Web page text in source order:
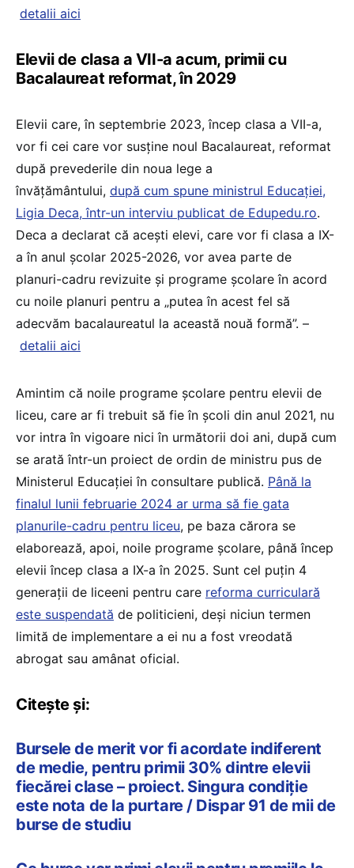
detalii aici
Elevii de clasa a VII-a acum, primii cu
Bacalaureat reformat, în 2029
Elevii care, în septembrie 2023, încep clasa a VII-a,
vor fi cei care vor susține noul Bacalaureat, reformat
după prevederile din noua lege a
învățământului, după cum spune ministrul Educației,
Ligia Deca, într-un interviu publicat de Edupedu.ro.
Deca a declarat că acești elevi, care vor fi clasa a IX-
a în anul școlar 2025-2026, vor avea parte de
planuri-cadru revizuite și programe școlare în acord
cu noile planuri pentru a „putea în acest fel să
adecvăm bacalaureatul la această nouă formă”. –
detalii aici
Amintim că noile programe școlare pentru elevii de
liceu, care ar fi trebuit să fie în școli din anul 2021, nu
vor intra în vigoare nici în următorii doi ani, după cum
se arată într-un proiect de ordin de ministru pus de
Ministerul Educației în consultare publică. Până la
finalul lunii februarie 2024 ar urma să fie gata
planurile-cadru pentru liceu, pe baza cărora se
elaborează, apoi, noile programe școlare, până încep
elevii încep clasa a IX-a în 2025. Sunt cel puțin 4
generații de liceeni pentru care reforma curriculară
este suspendată de politicieni, deși niciun termen
limită de implementare a ei nu a fost vreodată
abrogat sau amânat oficial.
Citește și:
Bursele de merit vor fi acordate indiferent
de medie, pentru primii 30% dintre elevii
fiecărei clase – proiect. Singura condiție
este nota de la purtare / Dispar 91 de mii de
burse de studiu